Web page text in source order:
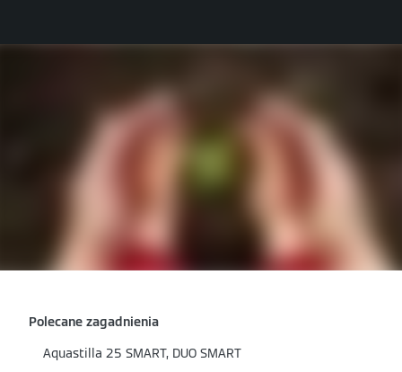
Polecane zagadnienia
Aquastilla 25 SMART, DUO SMART